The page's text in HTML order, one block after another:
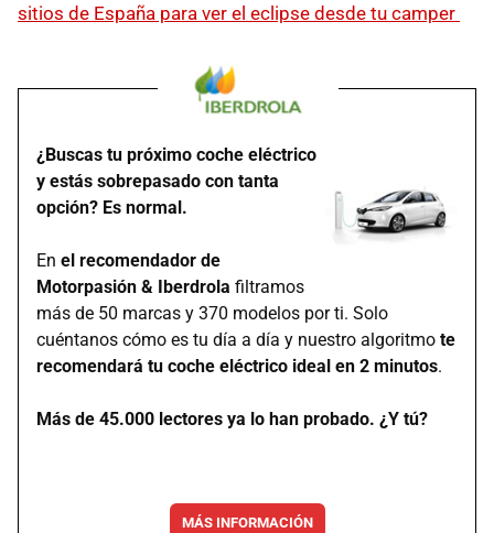
sitios de España para ver el eclipse desde tu camper
¿Buscas tu próximo coche eléctrico
y estás sobrepasado con tanta
opción? Es normal.
En el recomendador de
Motorpasión & Iberdrola filtramos
más de 50 marcas y 370 modelos por ti. Solo
cuéntanos cómo es tu día a día y nuestro algoritmo te
recomendará tu coche eléctrico ideal en 2 minutos.
Más de 45.000 lectores ya lo han probado. ¿Y tú?
MÁS INFORMACIÓN